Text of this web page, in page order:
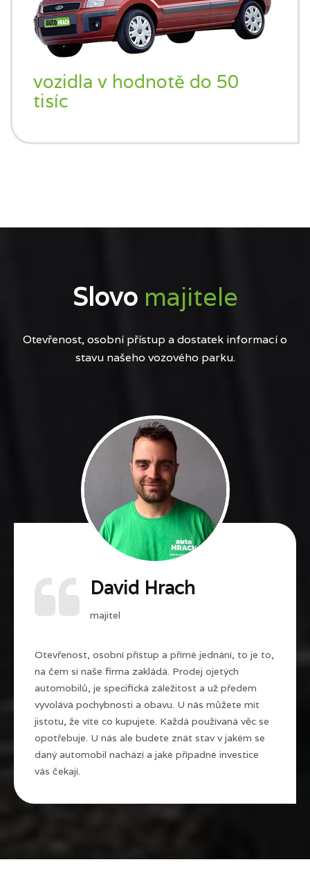
vozidla v hodnotě do 50
tisíc
Slovo majitele
Otevřenost, osobní přístup a dostatek informací o
stavu našeho vozového parku.
David Hrach
majitel
Otevřenost, osobní přístup a přímé jednání, to je to,
na čem si naše firma zakládá. Prodej ojetých
automobilů, je specifická záležitost a už předem
vyvolává pochybnosti a obavu. U nás můžete mít
jistotu, že víte co kupujete. Každá používaná věc se
opotřebuje. U nás ale budete znát stav v jakém se
daný automobil nachází a jaké případné investice
vás čekají.